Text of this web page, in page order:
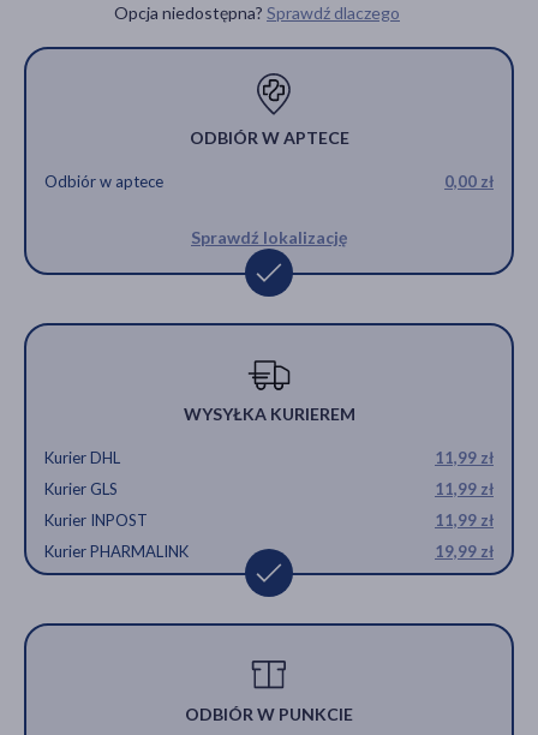
Opcja niedostępna? Sprawdź dlaczego
ODBIÓR W APTECE
Odbiór w aptece 0,00 zł
Sprawdź lokalizację
WYSYŁKA KURIEREM
Kurier DHL
11,99 zł
Kurier GLS
11,99 zł
Kurier INPOST
11,99 zł
Kurier PHARMALINK
19,99 zł
ODBIÓR W PUNKCIE